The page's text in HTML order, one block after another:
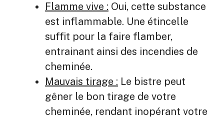
Flamme vive : Oui, cette substance
est inflammable. Une étincelle
suffit pour la faire flamber,
entrainant ainsi des incendies de
cheminée.
Mauvais tirage : Le bistre peut
gêner le bon tirage de votre
cheminée, rendant inopérant votre